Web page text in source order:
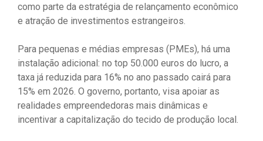
como parte da estratégia de relançamento econômico
e atração de investimentos estrangeiros.
Para pequenas e médias empresas (PMEs), há uma
instalação adicional: no top 50.000 euros do lucro, a
taxa já reduzida para 16% no ano passado cairá para
15% em 2026. O governo, portanto, visa apoiar as
realidades empreendedoras mais dinâmicas e
incentivar a capitalização do tecido de produção local.